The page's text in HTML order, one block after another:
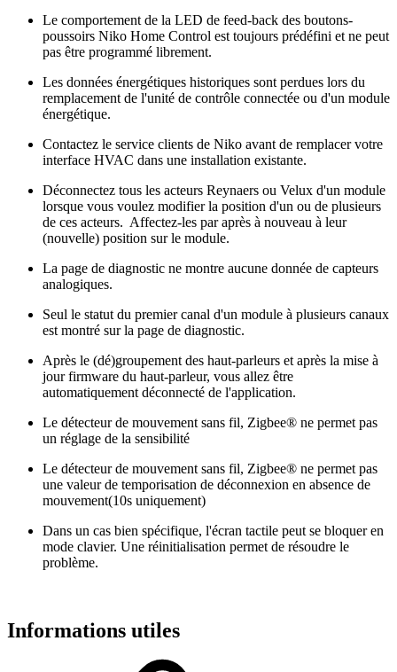
Le comportement de la LED de feed-back des boutons-
poussoirs Niko Home Control est toujours prédéfini et ne peut
pas être programmé librement.
Les données énergétiques historiques sont perdues lors du
remplacement de l'unité de contrôle connectée ou d'un module
énergétique.
Contactez le service clients de Niko avant de remplacer votre
interface HVAC dans une installation existante.
Déconnectez tous les acteurs Reynaers ou Velux d'un module
lorsque vous voulez modifier la position d'un ou de plusieurs
de ces acteurs. Affectez-les par après à nouveau à leur
(nouvelle) position sur le module.
La page de diagnostic ne montre aucune donnée de capteurs
analogiques.
Seul le statut du premier canal d'un module à plusieurs canaux
est montré sur la page de diagnostic.
Après le (dé)groupement des haut-parleurs et après la mise à
jour firmware du haut-parleur, vous allez être
automatiquement déconnecté de l'application.
Le détecteur de mouvement sans fil, Zigbee® ne permet pas
un réglage de la sensibilité
Le détecteur de mouvement sans fil, Zigbee® ne permet pas
une valeur de temporisation de déconnexion en absence de
mouvement(10s uniquement)
Dans un cas bien spécifique, l'écran tactile peut se bloquer en
mode clavier. Une réinitialisation permet de résoudre le
problème.
Informations utiles